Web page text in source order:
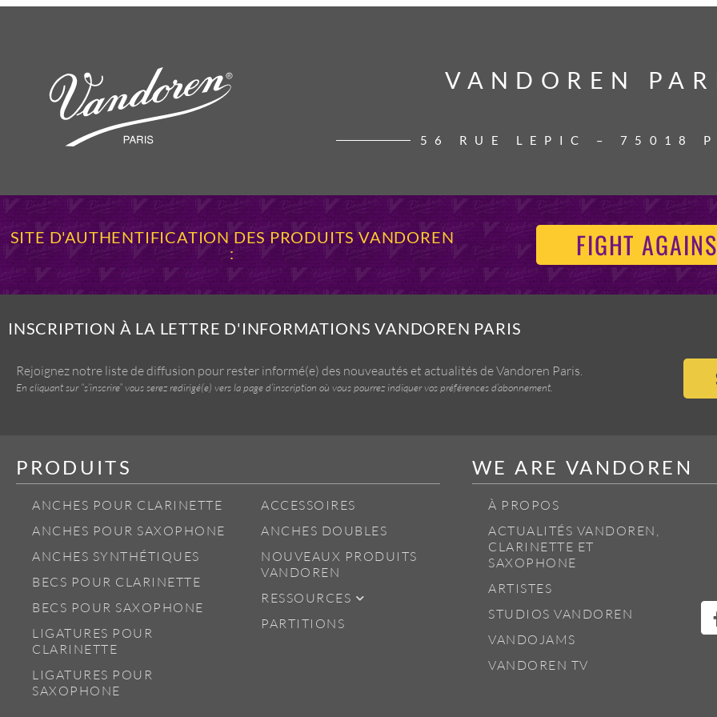
VANDOREN
VANDOREN
56 RUE LEPIC – 75018
SITE D'AUTHENTIFICATION DES PRODUITS VANDOREN
:
FIGHT
INSCRIPTION À LA LETTRE D'INFORMATIONS VANDOREN PARIS
Rejoignez notre liste de diffusion pour rester informé(e) des nouveautés et actualités de Vandoren Paris.
En cliquant sur “s’inscrire” vous serez redirigé(e) vers la page d’inscription où vous pourrez indiquer vos préférences d’abonnement.
PRODUITS
ANCHES POUR CLARINETTE
ANCHES POUR SAXOPHONE
ANCHES SYNTHÉTIQUES
BECS POUR CLARINETTE
BECS POUR SAXOPHONE
LIGATURES POUR
CLARINETTE
LIGATURES POUR
SAXOPHONE
ACCESSOIRES
ANCHES DOUBLES
NOUVEAUX PRODUITS
VANDOREN
RESSOURCES
PARTITIONS
WE ARE VANDOREN
À PROPOS
ACTUALITÉS VANDOREN,
CLARINETTE ET
SAXOPHONE
ARTISTES
STUDIOS VANDOREN
VANDOJAMS
VANDOREN TV